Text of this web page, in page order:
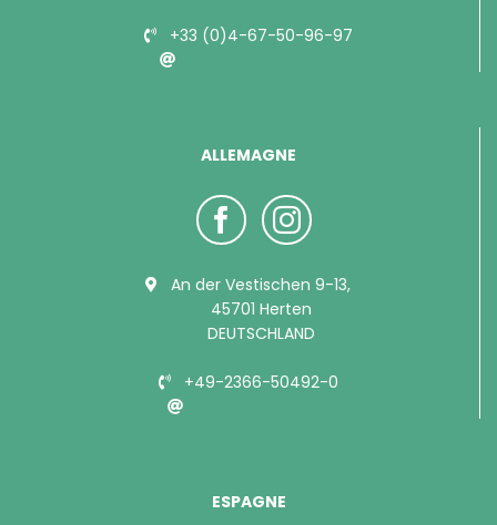
+33 (0)4-67-50-96-97
ALLEMAGNE
An der Vestischen 9-13,
45701 Herten
DEUTSCHLAND
+49-2366-50492-0
ESPAGNE